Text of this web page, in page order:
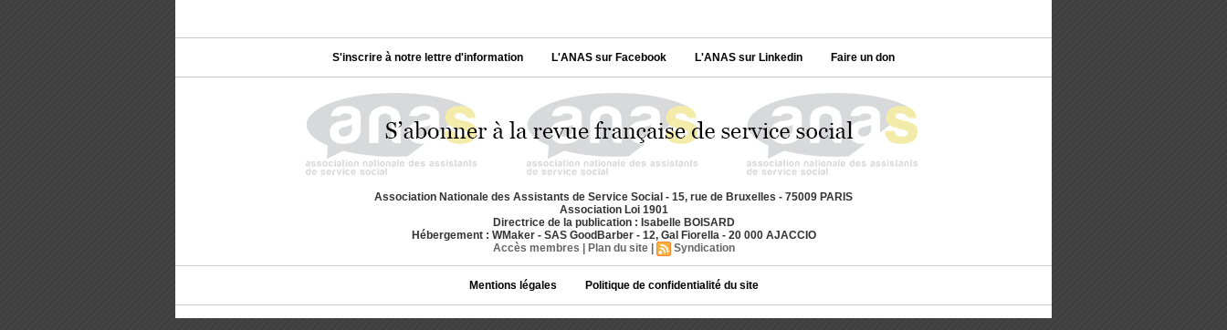
S'inscrire à notre lettre d'information L'ANAS sur Facebook L'ANAS sur Linkedin Faire un don
Association Nationale des Assistants de Service Social - 15, rue de Bruxelles - 75009 PARIS
Association Loi 1901
Directrice de la publication : Isabelle BOISARD
Hébergement : WMaker - SAS GoodBarber - 12, Gal Fiorella - 20 000 AJACCIO
Accès membres
Plan du site Syndication
Mentions légales Politique de confidentialité du site